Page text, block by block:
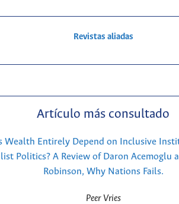
Revistas aliadas
Artículo más consultado
Wealth Entirely Depend on Inclusive
Politics? A Review of Daron Acemoglu
Robinson, Why Nations Fails.
Peer Vries